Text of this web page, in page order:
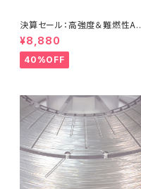
決算セール：高強度＆難燃性AS
Aフィラメント『ApolloX Flame
Retardant』
¥8,880
40%OFF